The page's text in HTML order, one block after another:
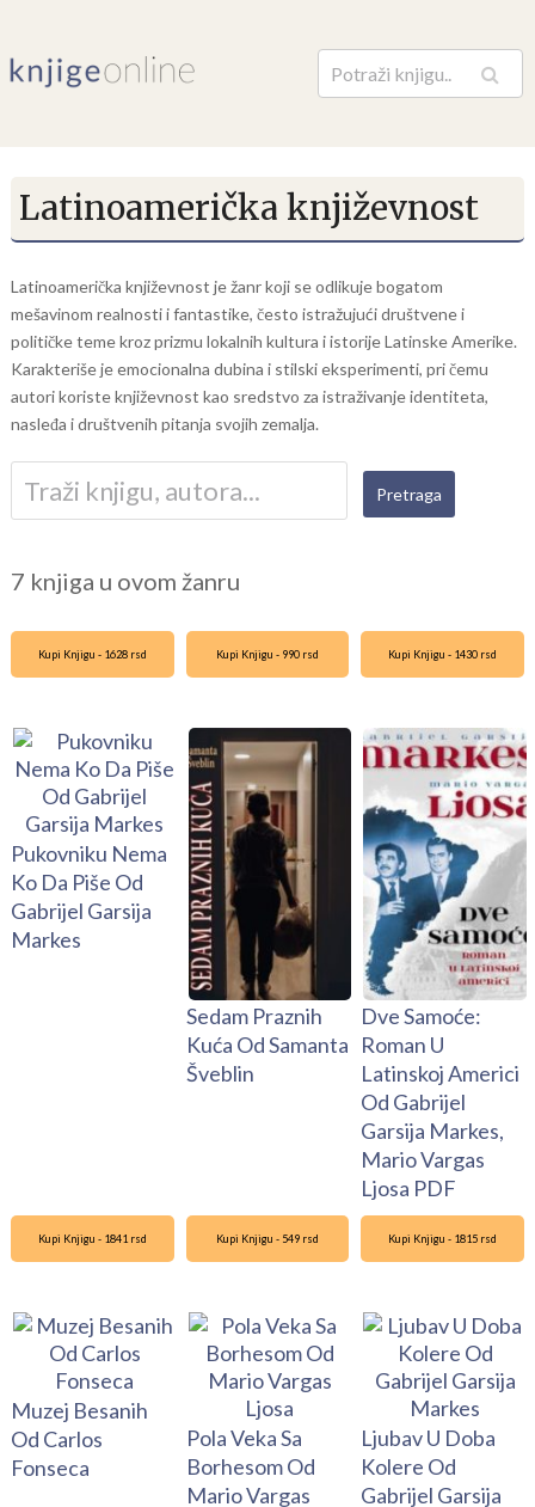
Pretraga
Latinoamerička književnost
Latinoamerička književnost je žanr koji se odlikuje bogatom
mešavinom realnosti i fantastike, često istražujući društvene i
političke teme kroz prizmu lokalnih kultura i istorije Latinske Amerike.
Karakteriše je emocionalna dubina i stilski eksperimenti, pri čemu
autori koriste književnost kao sredstvo za istraživanje identiteta,
nasleđa i društvenih pitanja svojih zemalja.
7 knjiga u ovom žanru
Kupi Knjigu - 1628 rsd
Pukovniku Nema
Ko Da Piše Od
Gabrijel Garsija
Markes
Kupi Knjigu - 990 rsd
Sedam Praznih
Kuća Od Samanta
Šveblin
Kupi Knjigu - 1430 rsd
Dve Samoće:
Roman U
Latinskoj Americi
Od Gabrijel
Garsija Markes,
Mario Vargas
Ljosa PDF
Kupi Knjigu - 1841 rsd
Muzej Besanih
Od Carlos
Fonseca
Kupi Knjigu - 549 rsd
Pola Veka Sa
Borhesom Od
Mario Vargas
Kupi Knjigu - 1815 rsd
Ljubav U Doba
Kolere Od
Gabrijel Garsija